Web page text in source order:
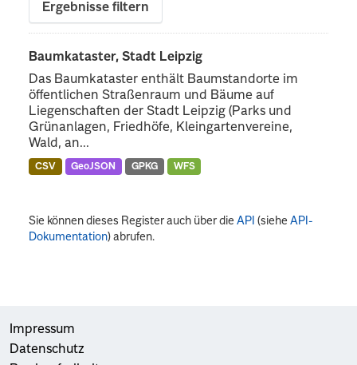
Ergebnisse filtern
Baumkataster, Stadt Leipzig
Das Baumkataster enthält Baumstandorte im
öffentlichen Straßenraum und Bäume auf
Liegenschaften der Stadt Leipzig (Parks und
Grünanlagen, Friedhöfe, Kleingartenvereine,
Wald, an...
CSV GeoJSON GPKG WFS
Sie können dieses Register auch über dieAPI (sieheAPI-
Dokumentation) abrufen.
Impressum
Datenschutz